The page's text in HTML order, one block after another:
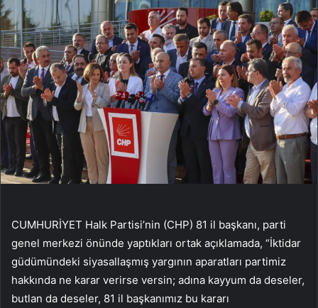
CUMHURİYET Halk Partisi’nin (CHP) 81 il başkanı, parti
genel merkezi önünde yaptıkları ortak açıklamada, “İktidar
güdümündeki siyasallaşmış yargının aparatları partimiz
hakkında ne karar verirse versin; adına kayyum da deseler,
butlan da deseler, 81 il başkanımız bu kararı